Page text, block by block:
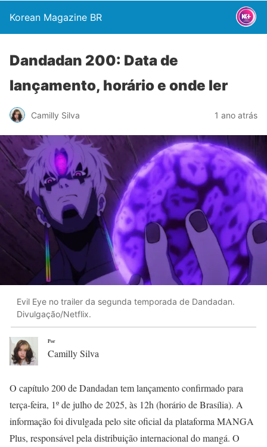
Korean Magazine BR
Dandadan 200: Data de
lançamento, horário e onde ler
Camilly Silva 1 ano atrás
Evil Eye no trailer da segunda temporada de Dandadan.
Divulgação/Netflix.
Por
Camilly Silva
O capítulo 200 de Dandadan tem lançamento confirmado para
terça-feira, 1º de julho de 2025, às 12h (horário de Brasília). A
informação foi divulgada pelo site oficial da plataforma MANGA
Plus, responsável pela distribuição internacional do mangá. O